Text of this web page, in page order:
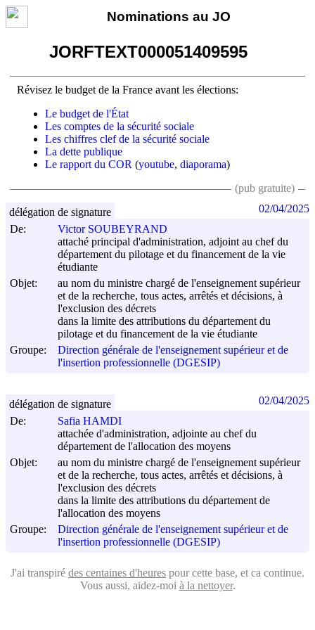
Nominations au JO
JORFTEXT000051409595
Révisez le budget de la France avant les élections:
Le budget de l'État
Les comptes de la sécurité sociale
Les chiffres clef de la sécurité sociale
La dette publique
Le rapport du COR (youtube, diaporama)
(pub gratuite)
De:
Victor SOUBEYRAND
attaché principal d'administration, adjoint au chef du
département du pilotage et du financement de la vie
étudiante
Objet:
au nom du ministre chargé de l'enseignement supérieur
et de la recherche, tous actes, arrêtés et décisions, à
l'exclusion des décrets
dans la limite des attributions du département du
pilotage et du financement de la vie étudiante
Groupe:
Direction générale de l'enseignement supérieur et de
l'insertion professionnelle (DGESIP)
délégation de signature 02/04/2025
De:
Safia HAMDI
attachée d'administration, adjointe au chef du
département de l'allocation des moyens
Objet:
au nom du ministre chargé de l'enseignement supérieur
et de la recherche, tous actes, arrêtés et décisions, à
l'exclusion des décrets
dans la limite des attributions du département de
l'allocation des moyens
Groupe:
Direction générale de l'enseignement supérieur et de
l'insertion professionnelle (DGESIP)
délégation de signature 02/04/2025
J'ai transpiré des centaines d'heures pour cette base, et ca continue.
Vous aussi, aidez-moi à la nettoyer.